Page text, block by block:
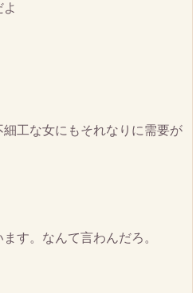
工な女にもそれなりに需要が
す。なんて言わんだろ。